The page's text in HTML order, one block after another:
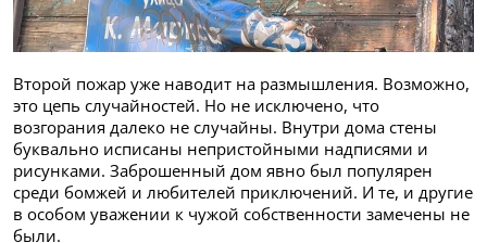
Второй пожар уже наводит на размышления. Возможно,
это цепь случайностей. Но не исключено, что
возгорания далеко не случайны. Внутри дома стены
буквально исписаны непристойными надписями и
рисунками. Заброшенный дом явно был популярен
среди бомжей и любителей приключений. И те, и другие
в особом уважении к чужой собственности замечены не
были.